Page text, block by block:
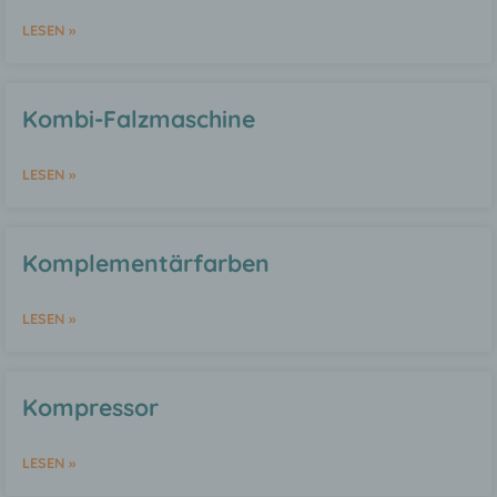
LESEN »
Kombi-Falzmaschine
LESEN »
Komplementärfarben
LESEN »
Kompressor
LESEN »
psychischen, wirtschaftlichen, kulturellen
oder sozialen Identität dieser natürlichen
Betroffene Person ist jede identifizierte
c) Verarbeitung